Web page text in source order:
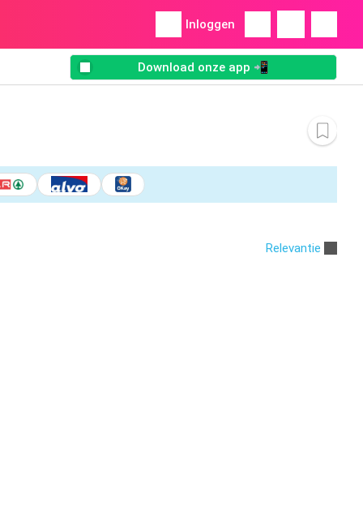
Inloggen
Download onze app 📲
Relevantie